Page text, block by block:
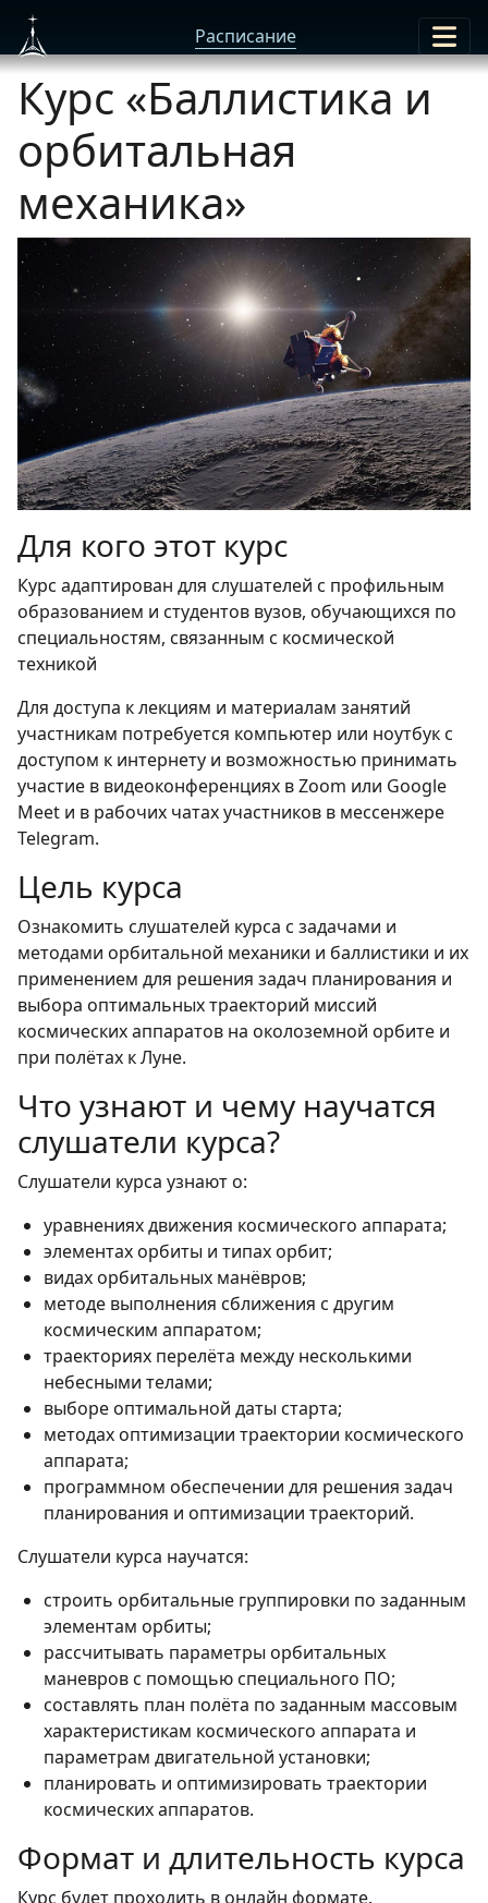
Расписание
Курс «‎Баллистика и
орбитальная
механика»‎
Для кого этот курс
Курс адаптирован для слушателей с профильным
образованием и студентов вузов, обучающихся по
специальностям, связанным с космической
техникой
Для доступа к лекциям и материалам занятий
участникам потребуется компьютер или ноутбук с
доступом к интернету и возможностью принимать
участие в видеоконференциях в Zoom или Google
Meet и в рабочих чатах участников в мессенжере
Telegram.
Цель курса
Ознакомить слушателей курса с задачами и
методами орбитальной механики и баллистики и их
применением для решения задач планирования и
выбора оптимальных траекторий миссий
космических аппаратов на околоземной орбите и
при полётах к Луне.
Что узнают и чему научатся
слушатели курса?
Слушатели курса узнают о:
уравнениях движения космического аппарата;
элементах орбиты и типах орбит;
видах орбитальных манёвров;
методе выполнения сближения с другим
космическим аппаратом;
траекториях перелёта между несколькими
небесными телами;
выборе оптимальной даты старта;
методах оптимизации траектории космического
аппарата;
программном обеспечении для решения задач
планирования и оптимизации траекторий.
Слушатели курса научатся:
строить орбитальные группировки по заданным
элементам орбиты;
рассчитывать параметры орбитальных
маневров с помощью специального ПО;
составлять план полёта по заданным массовым
характеристикам космического аппарата и
параметрам двигательной установки;
планировать и оптимизировать траектории
космических аппаратов.
Формат и длительность курса
Курс будет проходить в онлайн формате.